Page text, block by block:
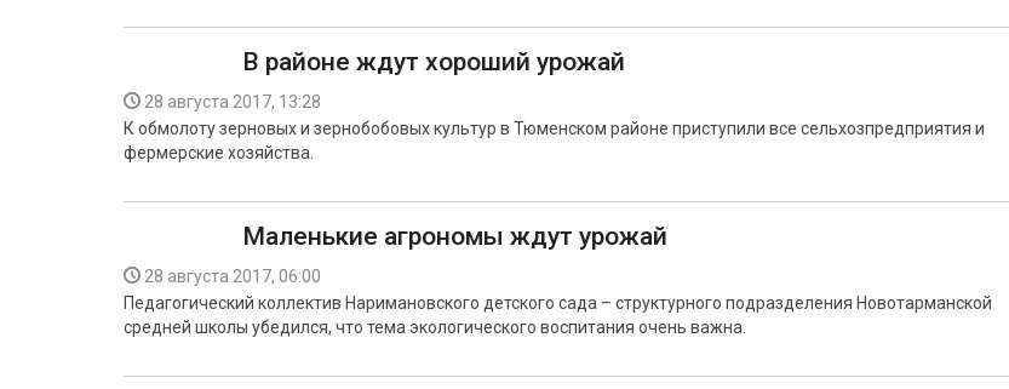
В районе ждут хороший урожай
28 августа 2017, 13:28
К обмолоту зерновых и зернобобовых культур в Тюменском районе приступили все сельхозпредприятия и
фермерские хозяйства.
Маленькие агрономы ждут урожай
28 августа 2017, 06:00
Педагогический коллектив Наримановского детского сада – структурного подразделения Новотарманской
средней школы убедился, что тема экологического воспитания очень важна.